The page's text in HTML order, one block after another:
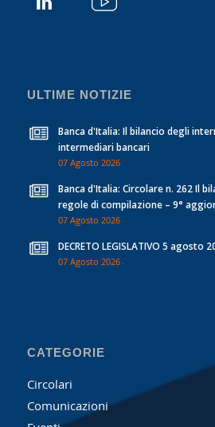
ULTIME NOTIZIE
Banca d'Italia: Il bilancio degli
intermediari bancari
07 Agosto 2026
Banca d'Italia: Circolare n. 262 Il
regole di compilazione – 9°
07 Agosto 2026
DECRETO LEGISLATIVO 5 agosto
07 Agosto 2026
CATEGORIE
Circolari
Comunicazioni